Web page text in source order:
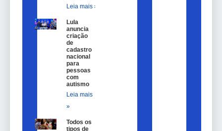
Leia mais »
Lula
anuncia
criação
de
cadastro
nacional
para
pessoas
com
autismo
Leia mais
»
Todos os
tipos de